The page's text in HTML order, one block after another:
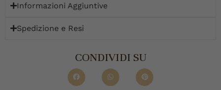
Informazioni Aggiuntive
Spedizione e Resi
CONDIVIDI SU